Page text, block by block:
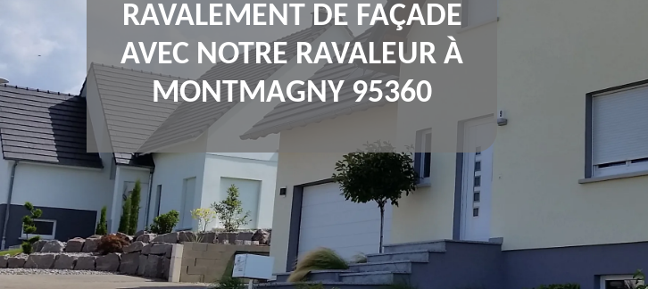
RAVALEMENT DE FAÇADE
AVEC NOTRE RAVALEUR À
MONTMAGNY 95360